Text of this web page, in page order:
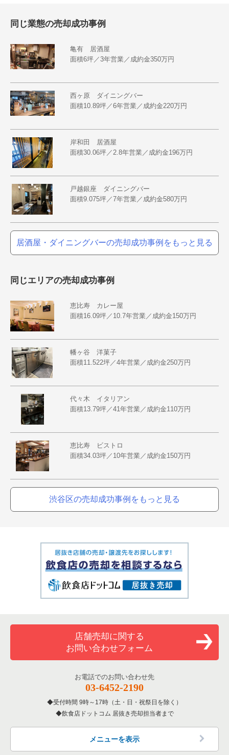
同じ業態の売却成功事例
亀有 居酒屋
面積6坪／3年営業／成約金350万円
西ヶ原 ダイニングバー
面積10.89坪／6年営業／成約金220万円
岸和田 居酒屋
面積30.06坪／2.8年営業／成約金196万円
戸越銀座 ダイニングバー
面積9.075坪／7年営業／成約金580万円
居酒屋・ダイニングバーの売却成功事例をもっと見る
同じエリアの売却成功事例
恵比寿 カレー屋
面積16.09坪／10.7年営業／成約金150万円
幡ヶ谷 洋菓子
面積11.522坪／4年営業／成約金250万円
代々木 イタリアン
面積13.79坪／41年営業／成約金110万円
恵比寿 ビストロ
面積34.03坪／10年営業／成約金150万円
渋谷区の売却成功事例をもっと見る
店舗売却に関する
お問い合わせフォーム
お電話でのお問い合わせ先
03-6452-2190
受付時間 9時～17時（土・日・祝祭日を除く）
飲食店ドットコム 居抜き売却担当者まで
メニューを表示